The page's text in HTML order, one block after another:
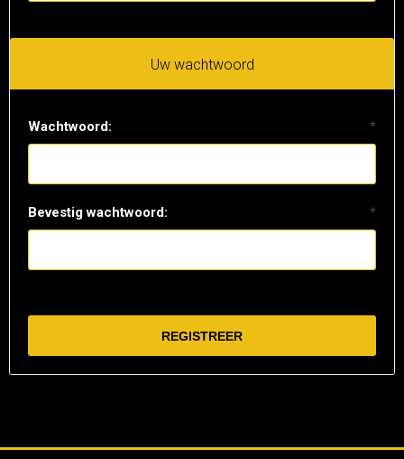
Uw wachtwoord
Wachtwoord: *
Bevestig wachtwoord: *